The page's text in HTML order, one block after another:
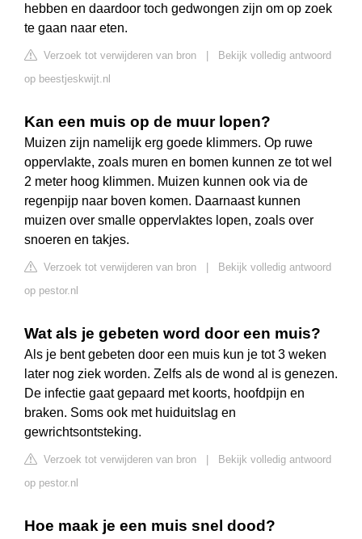
hebben en daardoor toch gedwongen zijn om op zoek
te gaan naar eten.
Verzoek tot verwijderen van bron
Bekijk volledig antwoord
op beestjeskwijt.nl
Kan een muis op de muur lopen?
Muizen zijn namelijk erg goede klimmers. Op ruwe
oppervlakte, zoals muren en bomen kunnen ze tot wel
2 meter hoog klimmen. Muizen kunnen ook via de
regenpijp naar boven komen. Daarnaast kunnen
muizen over smalle oppervlaktes lopen, zoals over
snoeren en takjes.
Verzoek tot verwijderen van bron
Bekijk volledig antwoord
op pestor.nl
Wat als je gebeten word door een muis?
Als je bent gebeten door een muis kun je tot 3 weken
later nog ziek worden. Zelfs als de wond al is genezen.
De infectie gaat gepaard met koorts, hoofdpijn en
braken. Soms ook met huiduitslag en
gewrichtsontsteking.
Verzoek tot verwijderen van bron
Bekijk volledig antwoord
op pestor.nl
Hoe maak je een muis snel dood?